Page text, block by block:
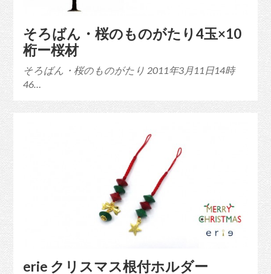
そろばん・桜のものがたり4玉×10
桁ー桜材
そろばん・桜のものがたり 2011年3月11日14時
46…
erie クリスマス根付ホルダー